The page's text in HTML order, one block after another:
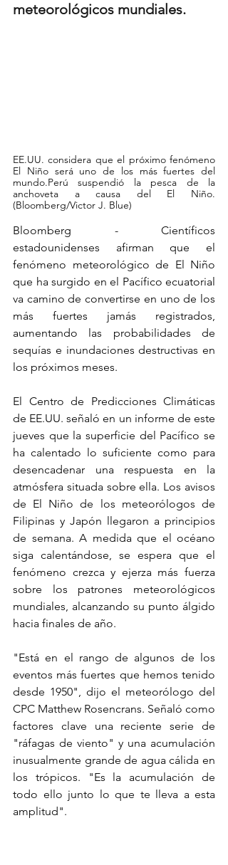
meteorológicos mundiales.
EE.UU. considera que el próximo fenómeno
El Niño será uno de los más fuertes del
mundo.Perú suspendió la pesca de la
anchoveta a causa del El Niño.
(Bloomberg/Victor J. Blue)
Bloomberg - Científicos
estadounidenses afirman que el
fenómeno meteorológico de El Niño
que ha surgido en el Pacífico ecuatorial
va camino de convertirse en uno de los
más fuertes jamás registrados,
aumentando las probabilidades de
sequías e inundaciones destructivas en
los próximos meses.
El Centro de Predicciones Climáticas
de EE.UU. señaló en un informe de este
jueves que la superficie del Pacífico se
ha calentado lo suficiente como para
desencadenar una respuesta en la
atmósfera situada sobre ella. Los avisos
de El Niño de los meteorólogos de
Filipinas y Japón llegaron a principios
de semana. A medida que el océano
siga calentándose, se espera que el
fenómeno crezca y ejerza más fuerza
sobre los patrones meteorológicos
mundiales, alcanzando su punto álgido
hacia finales de año.
"Está en el rango de algunos de los
eventos más fuertes que hemos tenido
desde 1950", dijo el meteorólogo del
CPC Matthew Rosencrans. Señaló como
factores clave una reciente serie de
"ráfagas de viento" y una acumulación
inusualmente grande de agua cálida en
los trópicos. "Es la acumulación de
todo ello junto lo que te lleva a esta
amplitud".